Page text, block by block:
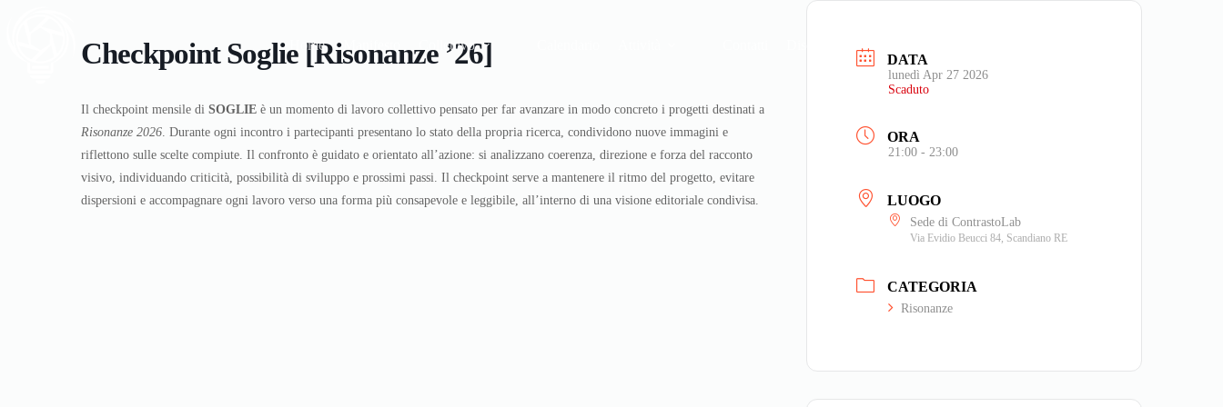
Home Collettivo
Checkpoint Soglie [Risonanze ’26]
Il checkpoint mensile di SOGLIE è un momento di lavoro collettivo pensato per far avanzare in modo concreto i progetti destinati a
Risonanze 2026. Durante ogni incontro i partecipanti presentano lo stato della propria ricerca, condividono nuove immagini e
riflettono sulle scelte compiute. Il confronto è guidato e orientato all’azione: si analizzano coerenza, direzione e forza del racconto
visivo, individuando criticità, possibilità di sviluppo e prossimi passi. Il checkpoint serve a mantenere il ritmo del progetto, evitare
dispersioni e accompagnare ogni lavoro verso una forma più consapevole e leggibile, all’interno di una visione editoriale condivisa.
DATA
lunedì Apr 27 2026
Scaduto
ORA
21:00 - 23:00
LUOGO
Sede di ContrastoLab
Via Evidio Beucci 84, Scandiano RE
CATEGORIA
Risonanze